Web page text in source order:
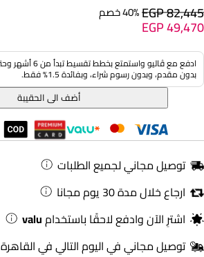
EGP 82,44540% خصم
EGP 49,470
بدون مقدم، وبدون رسوم شراء، وبفائدة 1.5% فقط.
أضف الى الحقيبة
توصيل مجاني لجميع الطلبات
ارجاع خلال مدة 30 يوم مجانا
اشترِ الآن وادفع لاحقًا باستخدامvalu
توصيل مجاني في اليوم التالي في القاهرة